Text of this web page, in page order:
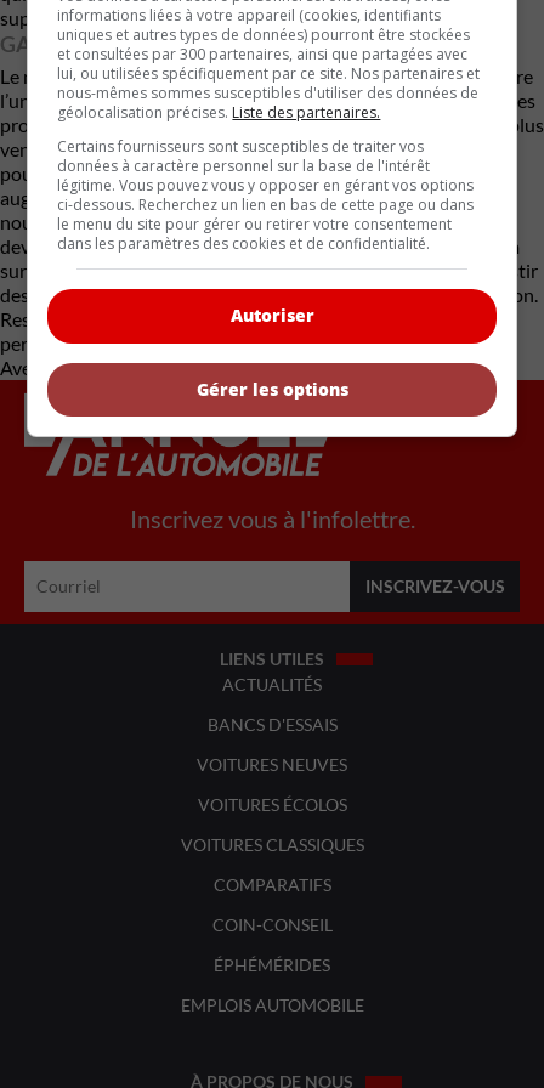
supplémentaires à la production annuelle.
GARDER LA COURONNE COÛTE CHER
Le marché américain des camionnettes pleine grandeur demeure
l’un des plus féroces de l’industrie automobile. Et malgré tous ces
problèmes, Ford continue de défendre son titre de véhicule le plus
vendu aux États-Unis depuis près de 50 ans. Mais à force de
pousser les chaînes de montage à leur limite, les risques
augmentent. Plus la cadence accélère, plus les probabilités de
nouveaux problèmes mécaniques, logistiques ou de qualité
deviennent élevées. Pendant ce temps, General Motors
Ram
surveillent attentivement la situation. Ford semble prêt à investir
des centaines de millions de dollars pour protéger sa domination.
Reste maintenant à voir si cette course contre la montre
permettra au F-150 de conserver sa couronne en 2026.
Avec des renseignements du Detroit Free Press
Inscrivez vous à l'infolettre.
LIENS UTILES
ACTUALITÉS
BANCS D'ESSAIS
VOITURES NEUVES
VOITURES ÉCOLOS
VOITURES CLASSIQUES
COMPARATIFS
COIN-CONSEIL
ÉPHÉMÉRIDES
EMPLOIS AUTOMOBILE
À PROPOS DE NOUS
informations liées à votre appareil (cookies, identifiants
uniques et autres types de données) pourront être stockées
et consultées par 300 partenaires, ainsi que partagées avec
lui, ou utilisées spécifiquement par ce site. Nos partenaires et
nous-mêmes sommes susceptibles d'utiliser des données de
géolocalisation précises. Liste des partenaires.
Certains fournisseurs sont susceptibles de traiter vos
données à caractère personnel sur la base de l'intérêt
légitime. Vous pouvez vous y opposer en gérant vos options
ci-dessous. Recherchez un lien en bas de cette page ou dans
le menu du site pour gérer ou retirer votre consentement
dans les paramètres des cookies et de confidentialité.
Autoriser
Gérer les options